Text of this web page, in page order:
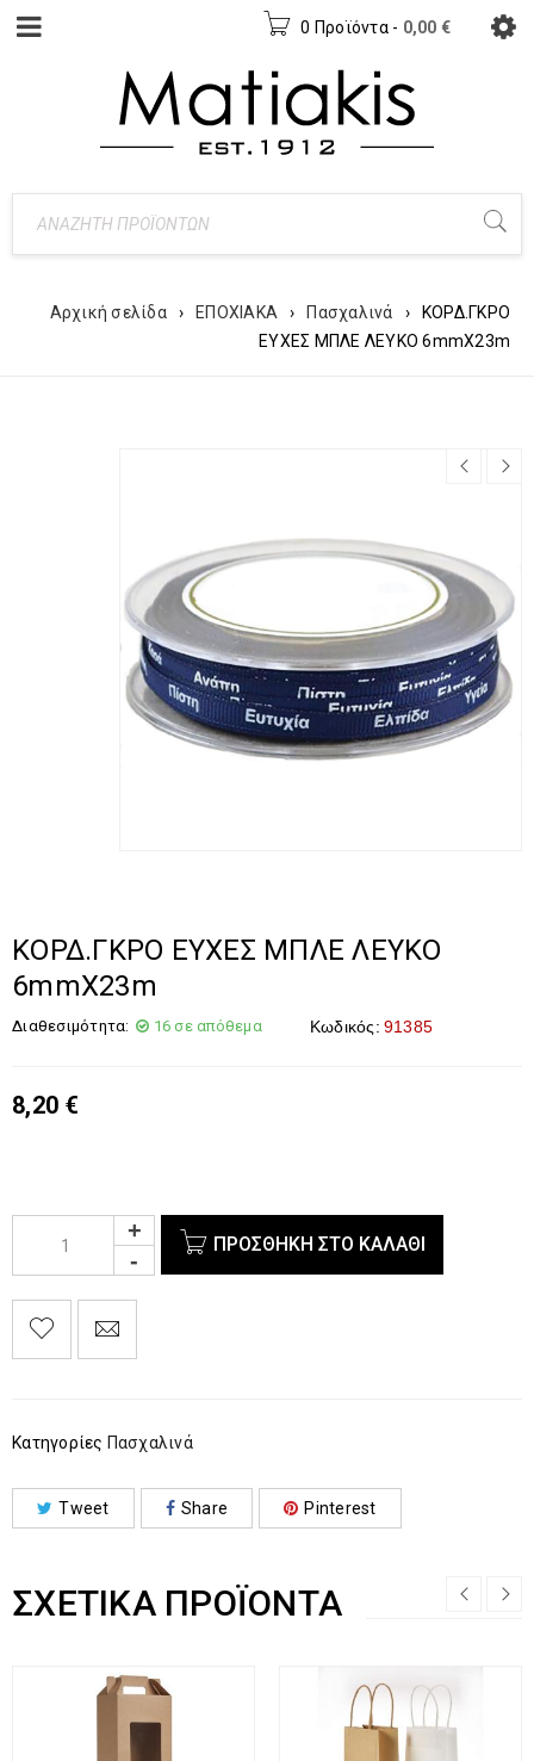
0 Προϊόντα - 0,00 €
Αρχική σελίδα › ΕΠΟΧΙΑΚΑ › Πασχαλινά ›
ΚΟΡΔ.ΓΚΡΟ
ΕΥΧΕΣ ΜΠΛΕ ΛΕΥΚΟ 6mmX23m
ΚΟΡΔ.ΓΚΡΟ ΕΥΧΕΣ ΜΠΛΕ ΛΕΥΚΟ
6mmX23m
Διαθεσιμότητα: 16 σε απόθεμα Κωδικός: 91385
8,20 €
ΠΡΟΣΘΉΚΗ ΣΤΟ ΚΑΛΆΘΙ
Κατηγορίες Πασχαλινά
Tweet Share Pinterest
ΣΧΕΤΙΚΆ ΠΡΟΪΌΝΤΑ